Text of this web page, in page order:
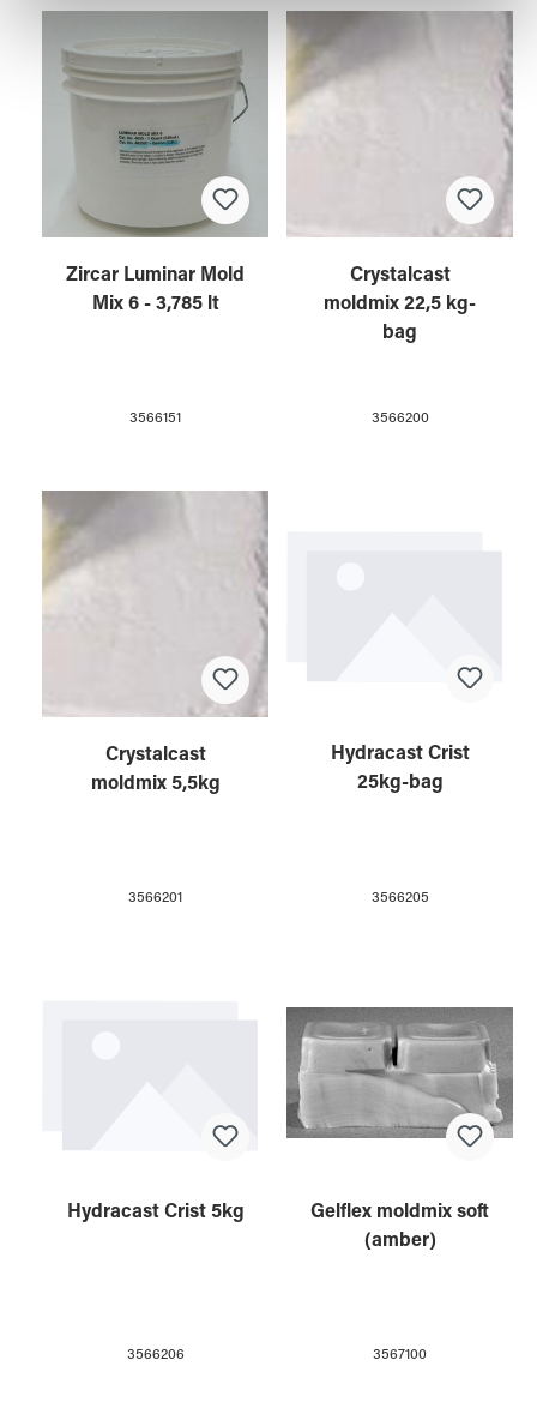
haben oder die sie im Rahmen Ihrer Nutzung der Dienste
gesammelt haben.
Zircar Luminar Mold
Mix 6 - 3,785 lt
3566151
Crystalcast
moldmix 22,5 kg-
bag
3566200
Crystalcast
moldmix 5,5kg
3566201
Hydracast Crist
25kg-bag
3566205
Hydracast Crist 5kg
3566206
Gelflex moldmix soft
(amber)
3567100